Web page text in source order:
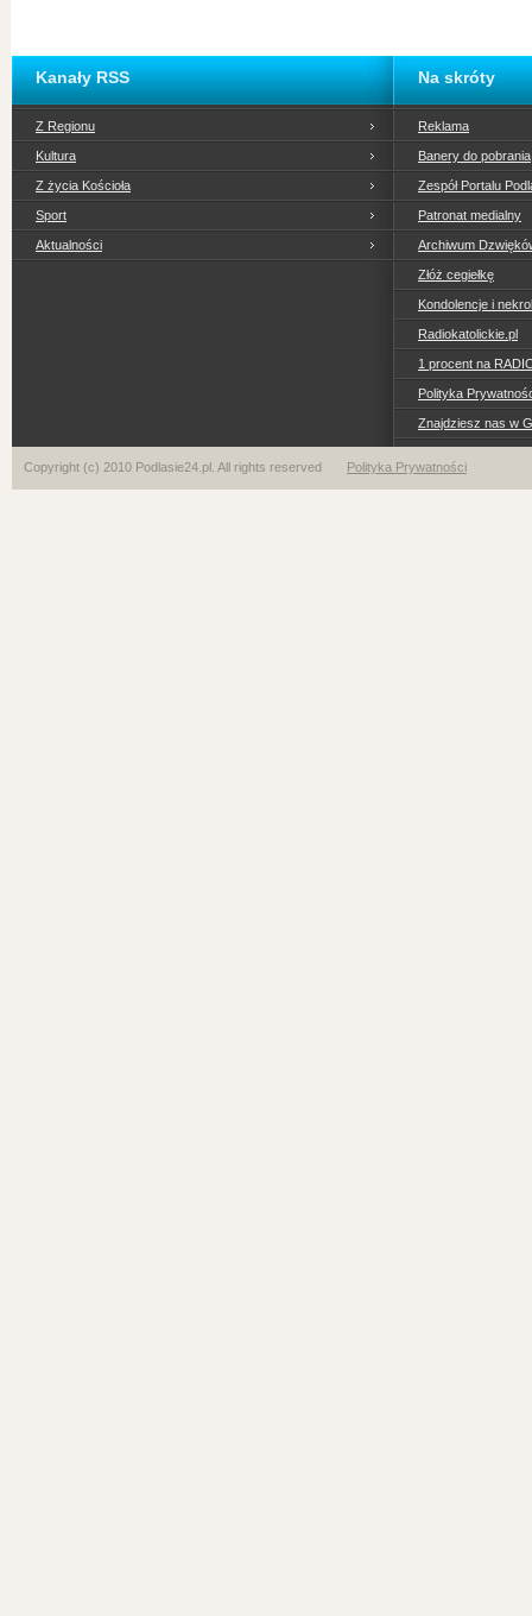
Kanały RSS
Z Regionu
Kultura
Z życia Kościoła
Sport
Aktualności
Na skróty
Reklama
Banery do pobrania
Zespół Portalu
Patronat medialny
Archiwum
Złóż cegiełkę
Kondolencje i
Radiokatolickie.pl
1 procent na
Polityka
Znajdziesz nas w
Copyright (c) 2010 Podlasie24.pl. All rights reserved Polityka Prywatności